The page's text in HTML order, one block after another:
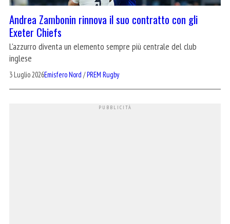
Andrea Zambonin rinnova il suo contratto con gli
Exeter Chiefs
L'azzurro diventa un elemento sempre più centrale del club
inglese
3 Luglio 2026Emisfero Nord /PREM Rugby